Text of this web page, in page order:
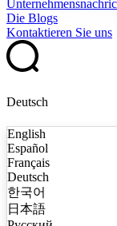
Die Blogs
Kontaktieren Sie uns
Deutsch
English
Español
Français
Deutsch
한국어
日本語